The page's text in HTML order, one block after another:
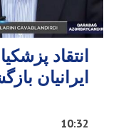
انتقاد
ایرانیان
10:32